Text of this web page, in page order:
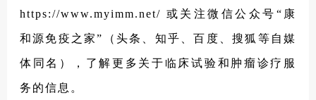
https://www.myimm.net/ 或关注微信公众号“康
和源免疫之家”（头条、知乎、百度、搜狐等自媒
体同名），了解更多关于临床试验和肿瘤诊疗服
务的信息。